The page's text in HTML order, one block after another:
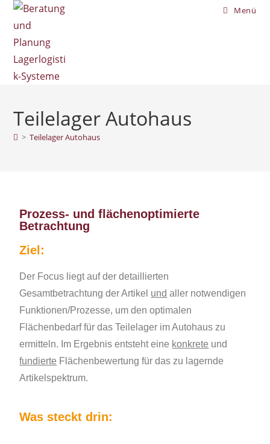
Menü
Teilelager Autohaus
> Teilelager Autohaus
Prozess- und flächenoptimierte
Betrachtung
Ziel:
Der Focus liegt auf der detaillierten
Gesamtbetrachtung der Artikel und aller notwendigen
Funktionen/Prozesse, um den optimalen
Flächenbedarf für das Teilelager im Autohaus zu
ermitteln. Im Ergebnis entsteht eine konkrete und
fundierte Flächenbewertung für das zu lagernde
Artikelspektrum.
Was steckt drin: